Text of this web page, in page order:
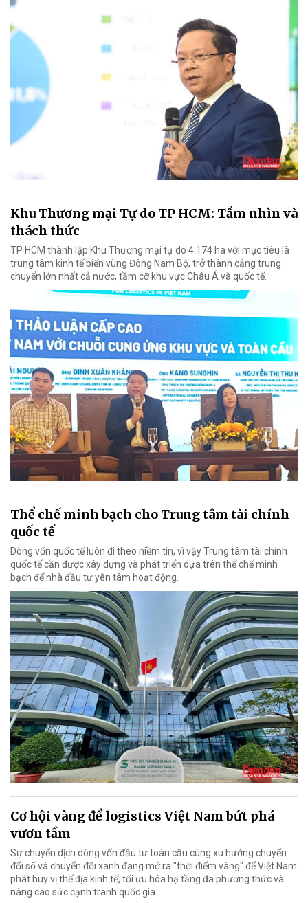
Khu Thương mại Tự do TP HCM: Tầm nhìn và
thách thức
TP HCM thành lập Khu Thương mại tự do 4.174 ha với mục tiêu là
trung tâm kinh tế biển vùng Đông Nam Bộ, trở thành cảng trung
chuyển lớn nhất cả nước, tầm cỡ khu vực Châu Á và quốc tế.
Thể chế minh bạch cho Trung tâm tài chính
quốc tế
Dòng vốn quốc tế luôn đi theo niềm tin, vì vậy Trung tâm tài chính
quốc tế cần được xây dựng và phát triển dựa trên thể chế minh
bạch để nhà đầu tư yên tâm hoạt động.
Cơ hội vàng để logistics Việt Nam bứt phá
vươn tầm
Sự chuyển dịch dòng vốn đầu tư toàn cầu cùng xu hướng chuyển
đổi số và chuyển đổi xanh đang mở ra "thời điểm vàng" để Việt Nam
phát huy vị thế địa kinh tế, tối ưu hóa hạ tầng đa phương thức và
nâng cao sức cạnh tranh quốc gia.